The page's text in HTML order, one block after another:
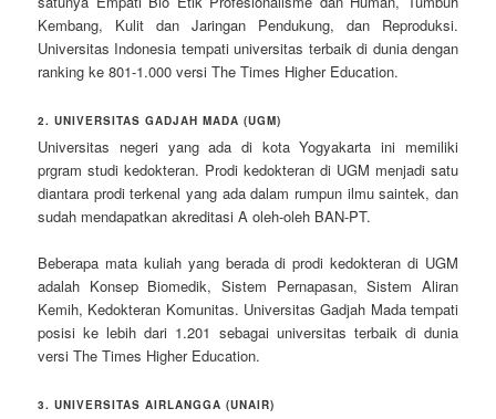
Kembang, Kulit dan Jaringan Pendukung, dan Reproduksi.
Universitas Indonesia tempati universitas terbaik di dunia dengan
ranking ke 801-1.000 versi The Times Higher Education.
2. UNIVERSITAS GADJAH MADA (UGM)
Universitas negeri yang ada di kota Yogyakarta ini memiliki
prgram studi kedokteran. Prodi kedokteran di UGM menjadi satu
diantara prodi terkenal yang ada dalam rumpun ilmu saintek, dan
sudah mendapatkan akreditasi A oleh-oleh BAN-PT.
Beberapa mata kuliah yang berada di prodi kedokteran di UGM
adalah Konsep Biomedik, Sistem Pernapasan, Sistem Aliran
Kemih, Kedokteran Komunitas. Universitas Gadjah Mada tempati
posisi ke lebih dari 1.201 sebagai universitas terbaik di dunia
versi The Times Higher Education.
3. UNIVERSITAS AIRLANGGA (UNAIR)